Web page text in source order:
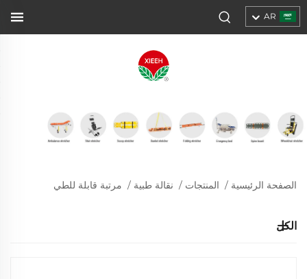
AR
الصفحة الرئيسية / المنتجات / نقالة طبية / مرتبة قابلة للطي
الكل